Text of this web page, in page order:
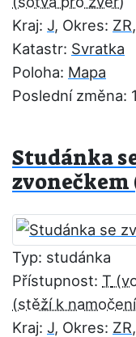
Kraj: J, Okres: ZR
Katastr: Svratka
Poloha: Mapa
Poslední změna:
Studánka
zvonečkem
Typ: studánka
Přístupnost: T
Kraj: J, Okres: ZR